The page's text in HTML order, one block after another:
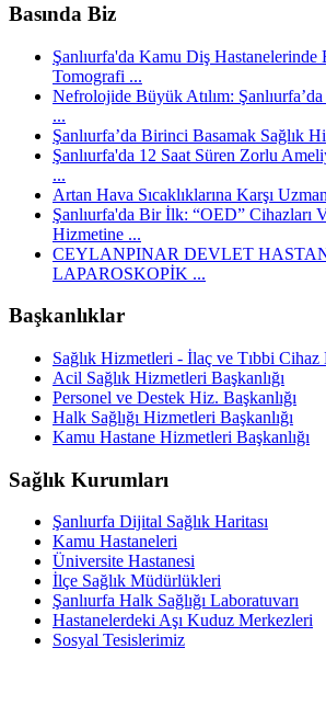
Basında Biz
Şanlıurfa'da Kamu Diş
Tomografi ...
Nefrolojide Büyük Atılım:
...
Şanlıurfa’da Birinci Basamak Sağlık
Şanlıurfa'da 12 Saat Süren Zorlu
...
Artan Hava Sıcaklıklarına Karşı
Şanlıurfa'da Bir İlk: “OED” Cihazları
Hizmetine ...
CEYLANPINAR DEVLET
LAPAROSKOPİK ...
Başkanlıklar
Sağlık Hizmetleri - İlaç ve Tıbbi Cihaz
Acil Sağlık Hizmetleri Başkanlığı
Personel ve Destek Hiz. Başkanlığı
Halk Sağlığı Hizmetleri Başkanlığı
Kamu Hastane Hizmetleri Başkanlığı
Sağlık Kurumları
Şanlıurfa Dijital Sağlık Haritası
Kamu Hastaneleri
Üniversite Hastanesi
İlçe Sağlık Müdürlükleri
Şanlıurfa Halk Sağlığı Laboratuvarı
Hastanelerdeki Aşı Kuduz Merkezleri
Sosyal Tesislerimiz